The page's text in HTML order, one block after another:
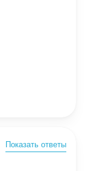
Показать ответы